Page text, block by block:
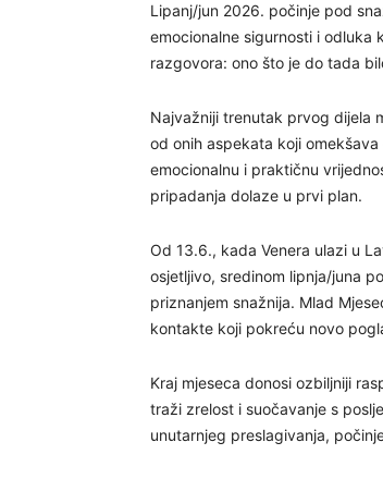
Lipanj/jun 2026. počinje pod
emocionalne sigurnosti i odluka
razgovora: ono što je do tada
Najvažniji trenutak prvog dijela
od onih aspekata koji
emocionalnu i praktičnu
pripadanja dolaze u prvi plan.
Od 13.6., kada Venera ulazi u
osjetljivo, sredinom lipnja/juna
priznanjem snažnija. Mlad
kontakte koji pokreću novo
Kraj mjeseca donosi ozbiljniji
traži zrelost i suočavanje s
unutarnjeg preslagivanja,